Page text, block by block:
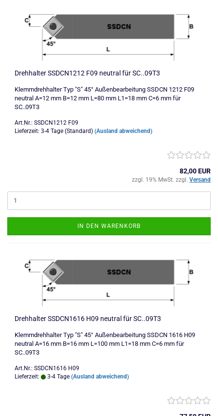
Drehhalter SSDCN1212 F09 neutral für SC..09T3
Klemmdrehhalter Typ "S" 45° Außenbearbeitung SSDCN 1212 F09
neutral A=12 mm B=12 mm L=80 mm L1=18 mm C=6 mm für
SC..09T3
Art.Nr.: SSDCN1212 F09
Lieferzeit: 3-4 Tage (Standard) (Ausland abweichend)
82,00 EUR
zzgl. 19% MwSt. zzgl. Versand
IN DEN WARENKORB
Drehhalter SSDCN1616 H09 neutral für SC..09T3
Klemmdrehhalter Typ "S" 45° Außenbearbeitung SSDCN 1616 H09
neutral A=16 mm B=16 mm L=100 mm L1=18 mm C=6 mm für
SC..09T3
Art.Nr.: SSDCN1616 H09
Lieferzeit:
3-4 Tage (Ausland abweichend)